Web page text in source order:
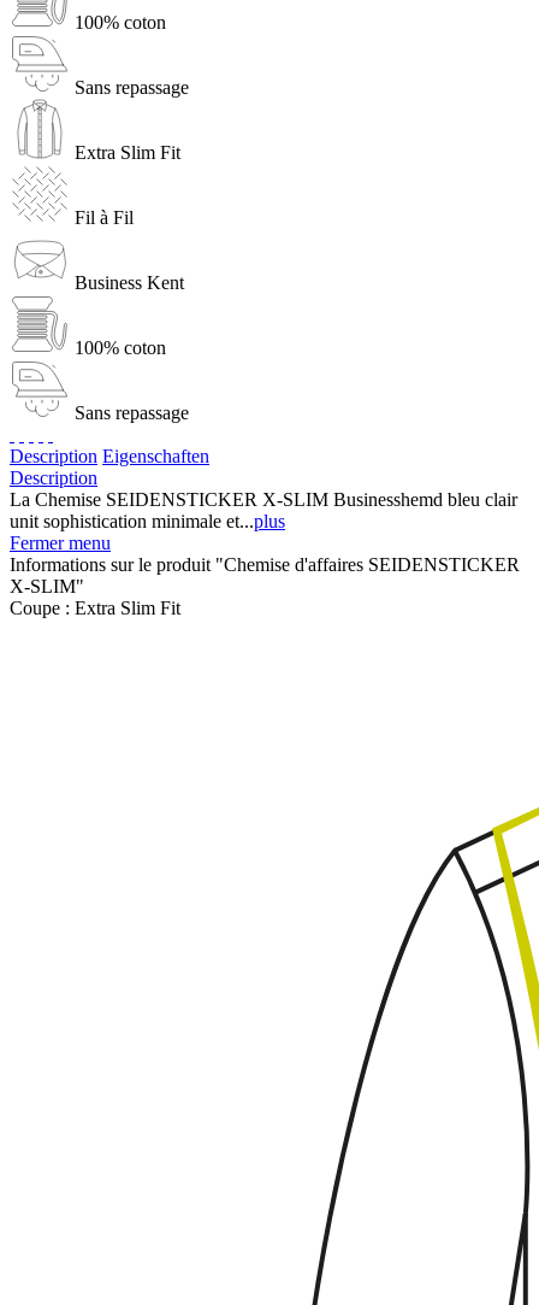
100% coton
Sans repassage
Extra Slim Fit
Fil à Fil
Business Kent
100% coton
Sans repassage
Description Eigenschaften
Description
La Chemise SEIDENSTICKER X-SLIM Businesshemd bleu clair
unit sophistication minimale et...plus
Fermer menu
Informations sur le produit "Chemise d'affaires SEIDENSTICKER
X-SLIM"
Coupe : Extra Slim Fit